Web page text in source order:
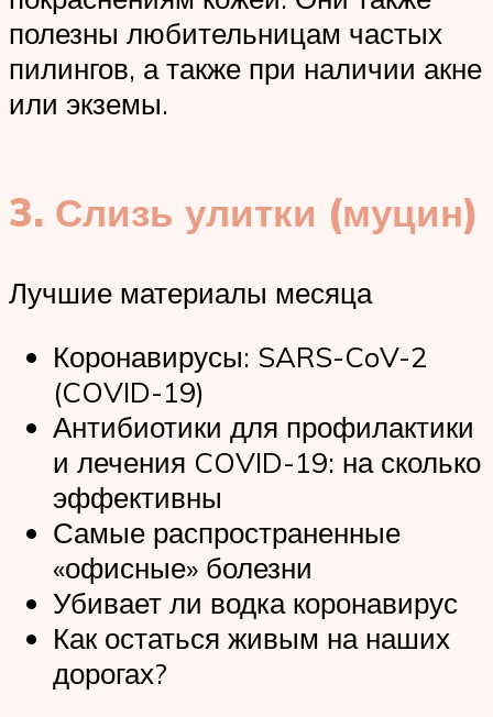
полезны любительницам частых
пилингов, а также при наличии акне
или экземы.
3. Слизь улитки (муцин)
Лучшие материалы месяца
Коронавирусы: SARS-CoV-2
(COVID-19)
Антибиотики для профилактики
и лечения COVID-19: на сколько
эффективны
Самые распространенные
«офисные» болезни
Убивает ли водка коронавирус
Как остаться живым на наших
дорогах?